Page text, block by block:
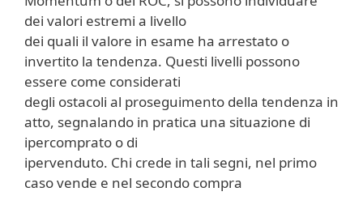
dei valori estremi a livello
dei quali il valore in esame ha arrestato o
invertito la tendenza. Questi livelli possono
essere come considerati
degli ostacoli al proseguimento della tendenza in
atto, segnalando in pratica una situazione di
ipercomprato o di
ipervenduto. Chi crede in tali segni, nel primo
caso vende e nel secondo compra